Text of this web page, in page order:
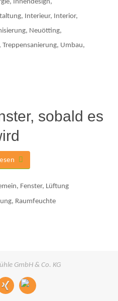
, Innendesign,
, Interieur, Interior,
, Neuötting,
, Treppensanierung, Umbau,
sobald es
, Fenster, Lüftung
, Raumfeuchte
GmbH & Co. KG